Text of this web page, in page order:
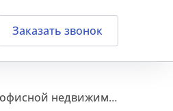
Заказать звонок
Большая пятерка консультантов в составе Moscow Research Forum обновит классификацию офисной недвижимости